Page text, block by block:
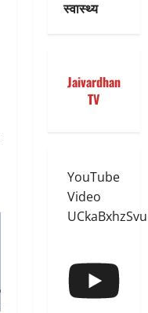
स्वास्थ्य
Jaivardhan
TV
YouTube
Video